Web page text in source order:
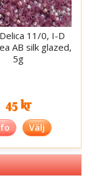
11/0, I-D
AB silk glazed,
5g
45 kr
Välj